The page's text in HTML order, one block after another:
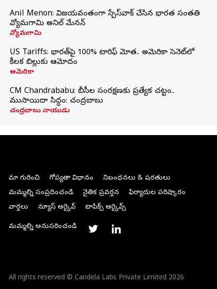
Anil Menon: విజయవంతంగా స్పేస్‌వాక్‌ చేసిన భారత సంతతి
వ్యోమగామి అనిల్‌ మేనన్
వ్యోమగామి
US Tariffs: భారత్‌పై 100% టారిఫ్‌ మోత.. అమెరికా సెనెట్‌లో
కీలక బిల్లుకు ఆమోదం
అమెరికా
CM Chandrababu: బీసీల సంరక్షణకు ప్రత్యేక చట్టం..
ముసాయిదా సిద్ధం: చంద్రబాబు
చంద్రబాబు నాయుడు
మా గురించి గోప్యతా విధానం
నిబంధనలు & షరతులు
మమ్మల్ని సంప్రదించండి
నైతిక ప్రవర్తన
ఫిర్యాదుల పరిష్కారం
వార్తలు
న్యూస్ ఆర్కైవ్ టాపిక్స్ ఆర్కైవ్స్
మమ్మల్ని అనుసరించండి
All rights reserved © Candela Labs Private Limited 2026